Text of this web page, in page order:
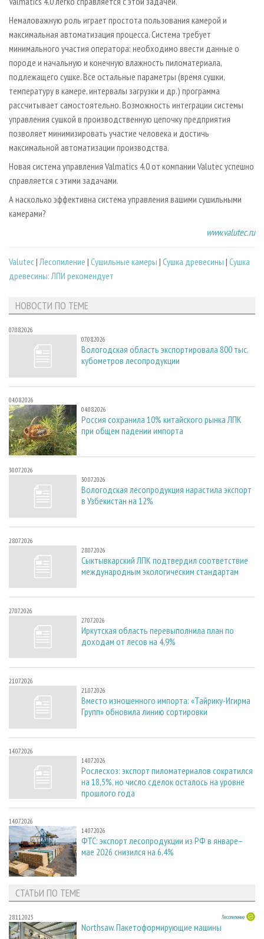
Немаловажную роль играет простота пользования камерой и
максимальная автоматизация процесса. Система требует
минимального участия оператора: необходимо ввести данные о
породе и начальную и конечную влажность пиломатериала,
подлежащего сушке. Все остальные параметры (время сушки,
температуру в камере, интервалы загрузки и др.) программа
рассчитывает самостоятельно. Возможность интеграции системы
управления сушкой в производственную цепочку предприятия
позволяет минимизировать участие человека и достичь
максимальной автоматизации производства.
Новая система управления Valmatics 4.0 от компании Valutec успешно
справляется с этими задачами.
А насколько эффективна система управления вашими сушильными
камерами?
www.valutec.ru
Valutec|Лесопиление | Сушильные камеры | Сушка древесины | Сушка
древесины: ЛПИ рекомендует
НОВОСТИ ПО ТЕМЕ
07.08.2026
07.08.2026
Вологодская область экспортировала 800 тыс.
кубометров лесопродукции
04.08.2026
04.08.2026
Россия сохранила 10% китайского рынка ЛПК
при общем падении импорта
30.07.2026
30.07.2026
Вологодская лесопродукция нарастила экспорт
в Узбекистан на 12%
28.07.2026
28.07.2026
Сыктывкарский ЛПК подтвердил соответствие
международным экологическим стандартам
27.07.2026
27.07.2026
Иркутская область перевыполнила план по
доходам от лесов на 4,9%
21.07.2026
21.07.2026
Вместо изношенного импорта: «Тайрику-Игирма
Групп» обновила линию сортировки
14.07.2026
14.07.2026
Рослесхоз: экспорт пиломатериалов сократился
на 18,5%, но число сделок осталось на уровне
прошлого года
14.07.2026
14.07.2026
ФТС: экспорт лесопродукции из РФ в январе–
мае 2026 снизился на 6,4%
СТАТЬИ ПО ТЕМЕ
28.11.2025 Лесопиление
Northsaw. Пакетоформирующие машины